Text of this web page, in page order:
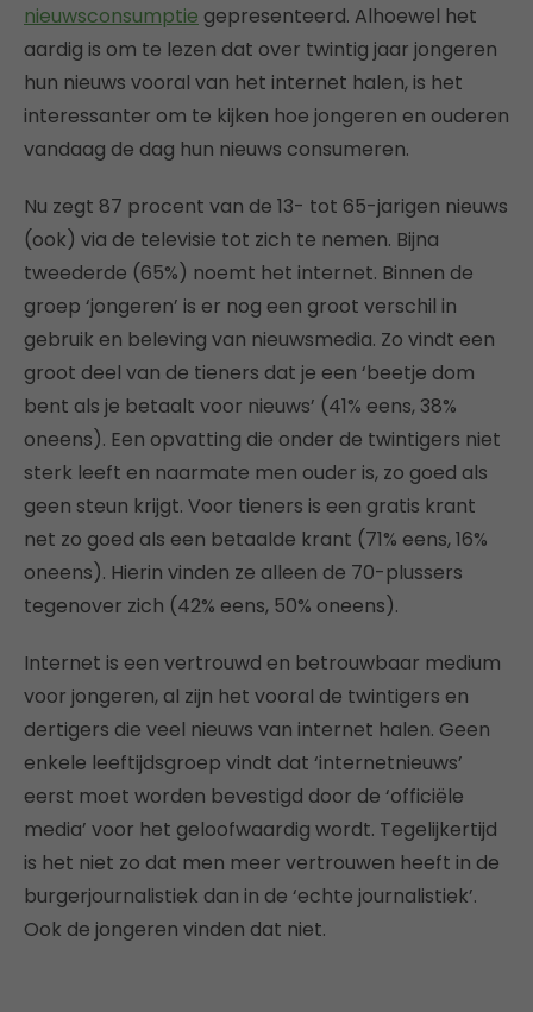
nieuwsconsumptie gepresenteerd. Alhoewel het
aardig is om te lezen dat over twintig jaar jongeren
hun nieuws vooral van het internet halen, is het
interessanter om te kijken hoe jongeren en ouderen
vandaag de dag hun nieuws consumeren.
Nu zegt 87 procent van de 13- tot 65-jarigen nieuws
(ook) via de televisie tot zich te nemen. Bijna
tweederde (65%) noemt het internet. Binnen de
groep ‘jongeren’ is er nog een groot verschil in
gebruik en beleving van nieuwsmedia. Zo vindt een
groot deel van de tieners dat je een ‘beetje dom
bent als je betaalt voor nieuws’ (41% eens, 38%
oneens). Een opvatting die onder de twintigers niet
sterk leeft en naarmate men ouder is, zo goed als
geen steun krijgt. Voor tieners is een gratis krant
net zo goed als een betaalde krant (71% eens, 16%
oneens). Hierin vinden ze alleen de 70-plussers
tegenover zich (42% eens, 50% oneens).
Internet is een vertrouwd en betrouwbaar medium
voor jongeren, al zijn het vooral de twintigers en
dertigers die veel nieuws van internet halen. Geen
enkele leeftijdsgroep vindt dat ‘internetnieuws’
eerst moet worden bevestigd door de ‘officiële
media’ voor het geloofwaardig wordt. Tegelijkertijd
is het niet zo dat men meer vertrouwen heeft in de
burgerjournalistiek dan in de ‘echte journalistiek’.
Ook de jongeren vinden dat niet.